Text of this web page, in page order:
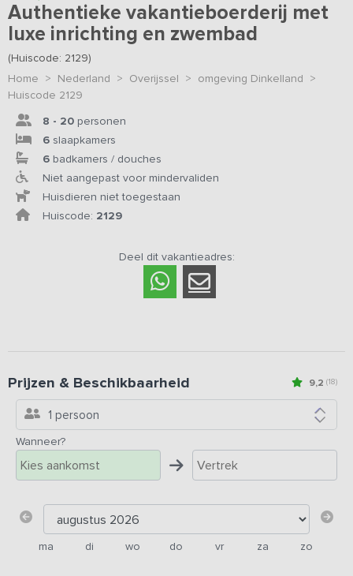
Authentieke vakantieboerderij met
luxe inrichting en zwembad
(Huiscode: 2129)
Home > Nederland > Overijssel > omgeving Dinkelland >
Huiscode 2129
8 - 20 personen
6 slaapkamers
6 badkamers / douches
Niet aangepast voor mindervaliden
Huisdieren niet toegestaan
Huiscode: 2129
Deel dit vakantieadres:
9,2 (18)
Prijzen & Beschikbaarheid
1 persoon
Wanneer?
ma di wo do vr za zo